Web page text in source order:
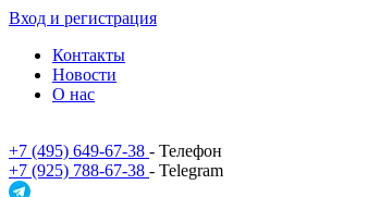
Вход и регистрация
Контакты
Новости
О нас
+7 (495) 649-67-38 - Телефон
+7 (925) 788-67-38 - Telegram